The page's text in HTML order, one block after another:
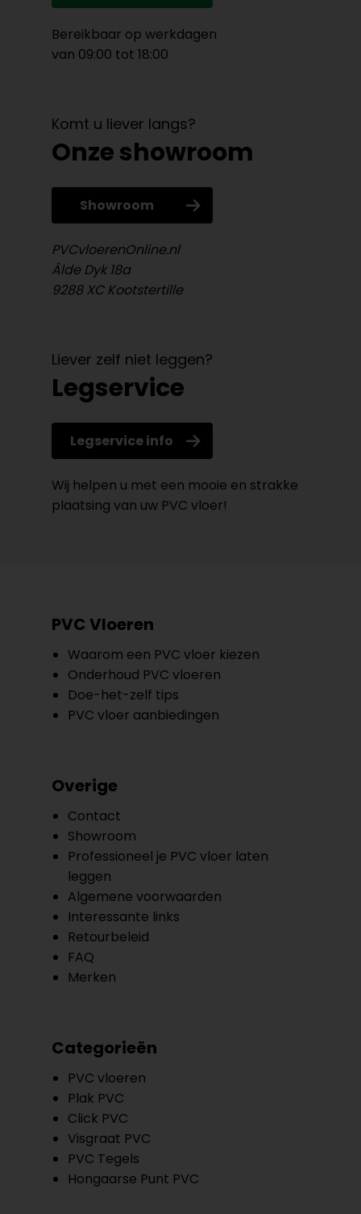
Bereikbaar op werkdagen
van 09:00 tot 18:00
Komt u liever langs?
Onze showroom
Showroom
PVCvloerenOnline.nl
Âlde Dyk 18a
9288 XC Kootstertille
Liever zelf niet leggen?
Legservice
Legservice info
Wij helpen u met een mooie en strakke
plaatsing van uw PVC vloer!
PVC Vloeren
Waarom een PVC vloer kiezen
Onderhoud PVC vloeren
Doe-het-zelf tips
PVC vloer aanbiedingen
Overige
Contact
Showroom
Professioneel je PVC vloer laten
leggen
Algemene voorwaarden
Interessante links
Retourbeleid
FAQ
Merken
Categorieën
PVC vloeren
Plak PVC
Click PVC
Visgraat PVC
PVC Tegels
Hongaarse Punt PVC